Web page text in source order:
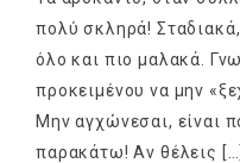
πολύ σκληρά!
όλο και πιο μαλακά.
προκειμένου να μην
Μην αγχώνεσαι, είναι
παρακάτω! Αν θέλεις […]